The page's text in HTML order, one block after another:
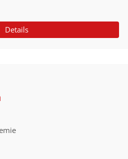
Details